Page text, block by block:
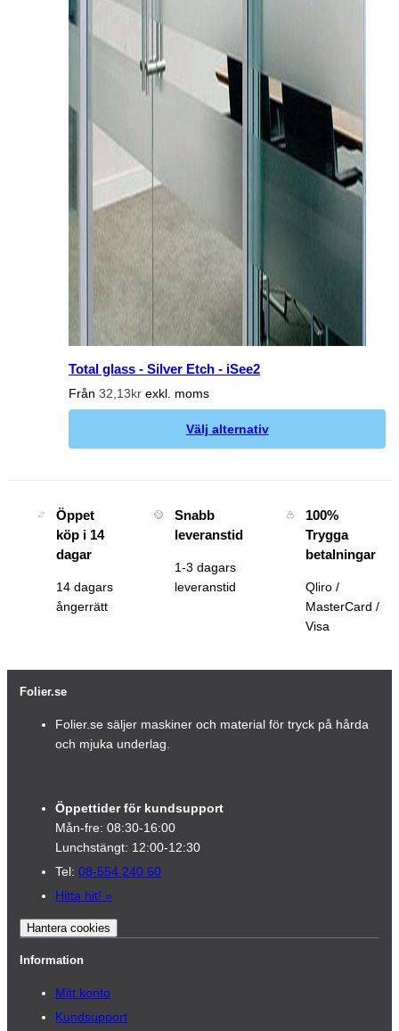
Total glass - Silver Etch - iSee2
Från 32,13kr exkl. moms
Välj alternativ
Öppet
köp i 14
dagar
14 dagars
ångerrätt
Snabb
leveranstid
1-3 dagars
leveranstid
100%
Trygga
betalningar
Qliro /
MasterCard /
Visa
Folier.se
Folier.se säljer maskiner och material för tryck på hårda
och mjuka underlag.
Öppettider för kundsupport
Mån-fre: 08:30-16:00
Lunchstängt: 12:00-12:30
Tel: 08-554 240 60
Hitta hit! »
Hantera cookies
Information
Mitt konto
Kundsupport